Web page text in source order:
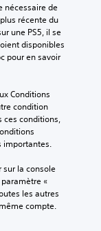
nécessaire de
récente du
une PS5, il se
disponibles
pour en savoir
Conditions
condition
ces conditions,
importantes.
sur la console
«
les autres
compte.